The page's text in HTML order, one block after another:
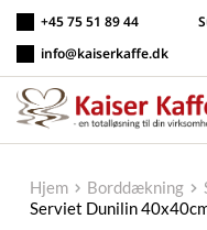
indhold
+45 75 51 89 44
info@kaiserkaffe.dk
Hjem Borddækning
Serviet Dunilin